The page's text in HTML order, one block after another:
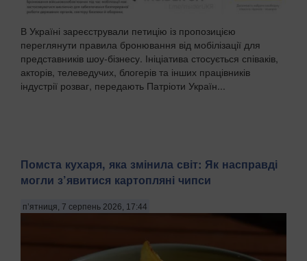
В Україні зареєстрували петицію із пропозицією
переглянути правила бронювання від мобілізації для
представників шоу-бізнесу. Ініціатива стосується співаків,
акторів, телеведучих, блогерів та інших працівників
індустрії розваг, передають Патріоти Україн...
Помста кухаря, яка змінила світ: Як насправді
могли з’явитися картопляні чипси
п’ятниця, 7 серпень 2026, 17:44